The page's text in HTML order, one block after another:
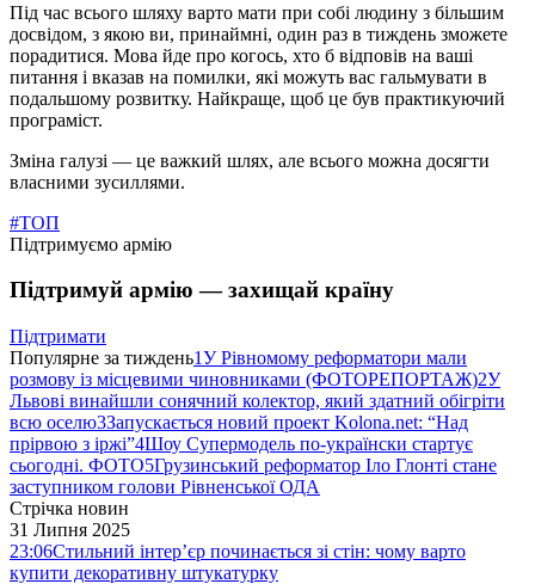
Під час всього шляху варто мати при собі людину з більшим
досвідом, з якою ви, принаймні, один раз в тиждень зможете
порадитися. Мова йде про когось, хто б відповів на ваші
питання і вказав на помилки, які можуть вас гальмувати в
подальшому розвитку. Найкраще, щоб це був практикуючий
програміст.
Зміна галузі — це важкий шлях, але всього можна досягти
власними зусиллями.
#ТОП
Підтримуємо армію
Підтримуй армію — захищай країну
Підтримати
Популярне за тиждень1У Рівномому реформатори мали
розмову із місцевими чиновниками (ФОТОРЕПОРТАЖ)2У
Львові винайшли сонячний колектор, який здатний обігріти
всю оселю3Запускається новий проект Kolona.net: “Над
прірвою з іржі”4Шоу Супермодель по-українски стартує
сьогодні. ФОТО5Грузинський реформатор Іло Глонті стане
заступником голови Рівненської ОДА
Стрічка новин
31 Липня 2025
23:06Стильний інтер’єр починається зі стін: чому варто
купити декоративну штукатурку